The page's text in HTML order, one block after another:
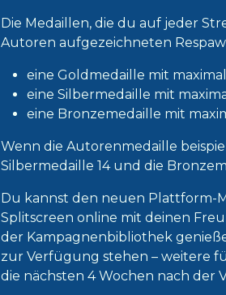
Die Medaillen, die du auf jeder
Autoren aufgezeichneten
eine Goldmedaille mit
eine Silbermedaille mit
eine Bronzemedaille mit
Wenn die Autorenmedaille
Silbermedaille 14 und die
Du kannst den neuen Plattform-
Splitscreen online mit deinen
der Kampagnenbibliothek
zur Verfügung stehen – weitere
die nächsten 4 Wochen nach